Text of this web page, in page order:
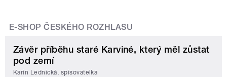
E-SHOP ČESKÉHO ROZHLASU
Závěr příběhu staré Karviné, který měl zůstat
pod zemí
Karin Lednická, spisovatelka